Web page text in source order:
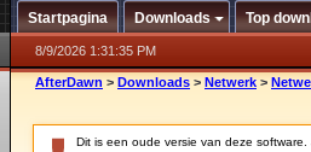
Startpagina Downloads Top
8/9/2026 1:31:35 PM
AfterDawn > Downloads > Netwerk >
Dit is een oude versie van deze